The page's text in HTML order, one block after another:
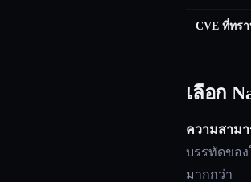
CVE ที่ทร
เลือก
ความสาม
บรรทัดของ
มากกว่า